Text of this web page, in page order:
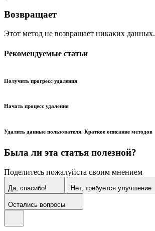
Возвращает
Этот метод не возвращает никаких данных.
Рекомендуемые статьи
Получить прогресс удаления
Начать процесс удаления
Удалить данные пользователя. Краткое описание методов
Была ли эта статья полезной?
Поделитесь пожалуйста своим мнением
Да, спасибо! Нет, требуется улучшение
Остались вопросы